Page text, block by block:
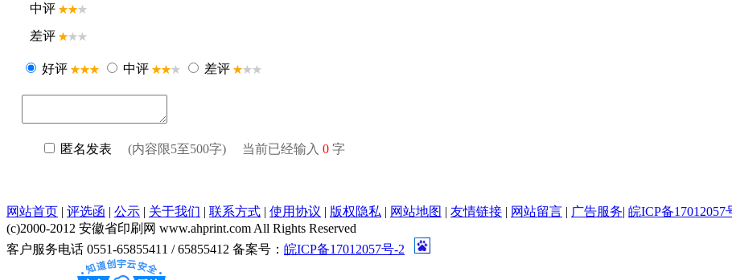
网站首页 | 评选函 | 公示 | 关于我们 | 联系方式 | 使用协议 | 版权隐私 | 网站地图 | 友情链接 | 网站留言 | 广告服务| 皖ICP备17012057
(c)2000-2012 安徽省印刷网 www.ahprint.com All Rights Reserved
客户服务电话 0551-65855411 / 65855412 备案号： 皖ICP备17012057号-2